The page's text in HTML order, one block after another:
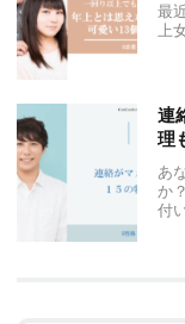
最
上
連
理
あ
か
付